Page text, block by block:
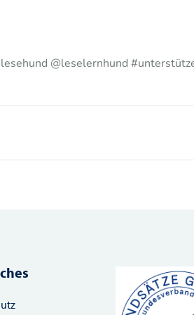
@leselernhund